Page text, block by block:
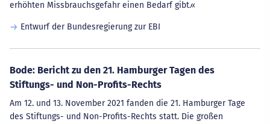
erhöhten Missbrauchsgefahr einen Bedarf gibt.«
Entwurf der Bundesregierung zur EBI
Bode: Bericht zu den 21. Hamburger Tagen des
Stiftungs- und Non-Profits-Rechts
Am 12. und 13. November 2021 fanden die 21. Hamburger Tage
des Stiftungs- und Non-Profits-Rechts statt. Die großen